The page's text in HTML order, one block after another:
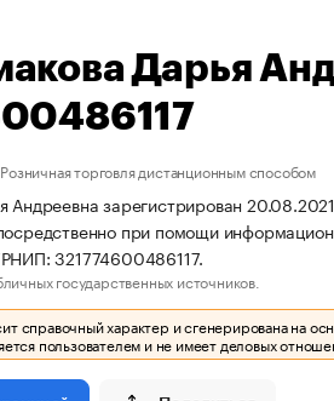
Дарья
Розничная торговля дистанционным способом
зарегистрирован
при помощи
321774600486117.
государственных источников.
справочный характер и сгенерирована на
пользователем и не имеет деловых